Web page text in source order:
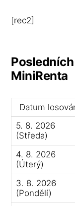
[rec2]
MiniRenta
Datum
5. 8. 2026
(Středa)
4. 8. 2026
(Úterý)
3. 8. 2026
(Pondělí)